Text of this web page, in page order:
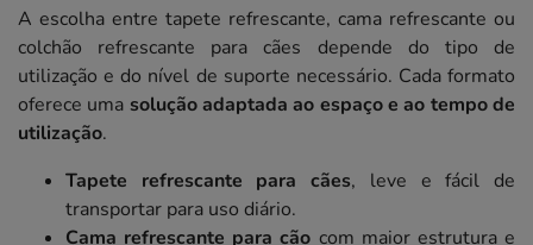
A escolha entre tapete refrescante, cama refrescante ou
colchão refrescante para cães depende do tipo de
utilização e do nível de suporte necessário. Cada formato
oferece uma solução adaptada ao espaço e ao tempo de
utilização.
Tapete refrescante para cães, leve e fácil de
transportar para uso diário.
Cama refrescante para cão com maior estrutura e